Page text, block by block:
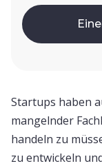
Startups haben
mangelnder
handeln zu
zu entwickeln